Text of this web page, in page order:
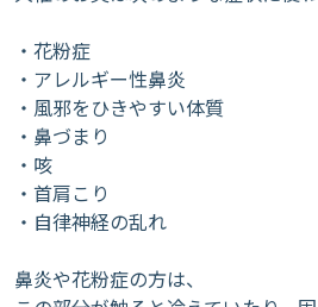
・花粉症
・アレルギー性鼻炎
・風邪をひきやすい体質
・鼻づまり
・咳
・首肩こり
・自律神経の乱れ
鼻炎や花粉症の方は、